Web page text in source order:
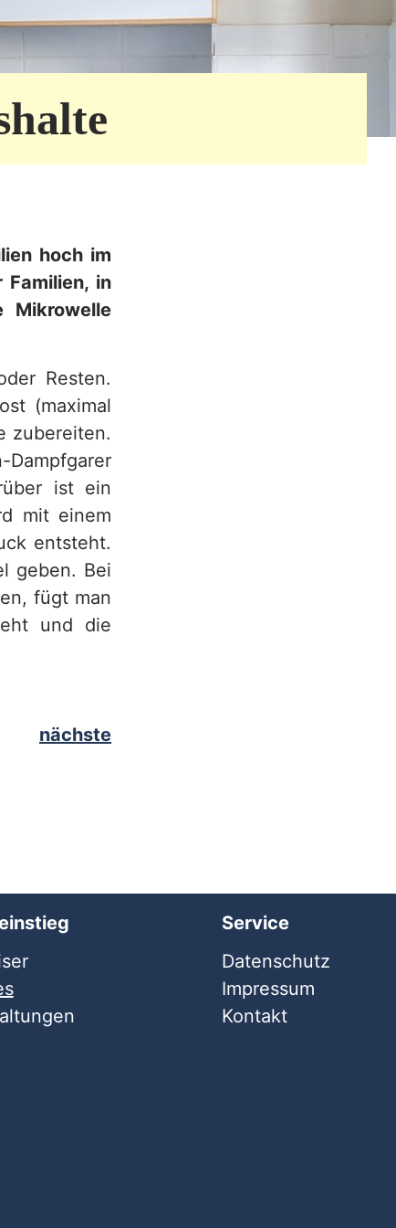
hoch im
Familien, in
Mikrowelle
Resten.
(maximal
zubereiten.
Dampfgarer
ist ein
mit einem
entsteht.
geben. Bei
fügt man
und die
nächste
Service
Datenschutz
Impressum
Kontakt